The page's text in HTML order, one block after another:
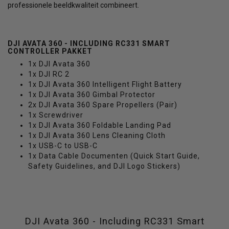
professionele beeldkwaliteit combineert.
DJI AVATA 360 - INCLUDING RC331 SMART
CONTROLLER PAKKET
1x DJI Avata 360
1x DJI RC 2
1x DJI Avata 360 Intelligent Flight Battery
1x DJI Avata 360 Gimbal Protector
2x DJI Avata 360 Spare Propellers (Pair)
1x Screwdriver
1x DJI Avata 360 Foldable Landing Pad
1x DJI Avata 360 Lens Cleaning Cloth
1x USB-C to USB-C
1x Data Cable Documenten (Quick Start Guide,
Safety Guidelines, and DJI Logo Stickers)
DJI Avata 360 - Including RC331 Smart